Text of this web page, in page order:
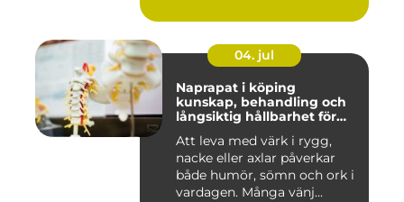
04. jul
Naprapat i köping
kunskap, behandling och
långsiktig hållbarhet för
Att leva med värk i rygg,
nacke eller axlar påverkar
både humör, sömn och ork i
vardagen. Många vänj...